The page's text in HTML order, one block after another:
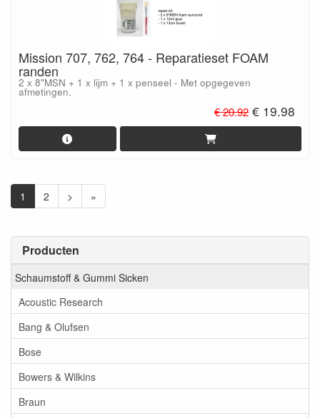
Producten
Schaumstoff & Gummi Sicken
Acoustic Research
Bang & Olufsen
Bose
Bowers & Wilkins
Braun
Mission 707, 762, 764 - Reparatieset FOAM
randen
2 x 8"MSN + 1 x lijm + 1 x penseel - Met opgegeven
afmetingen.
€ 20.92 € 19.98
1 2 > »